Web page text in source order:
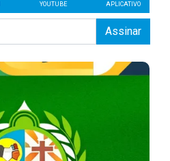
YOUTUBE APLICATIVO
Assinar